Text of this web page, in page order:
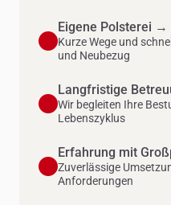
Eigene Polsterei →
Kurze Wege und
und Neubezug
Langfristige
Wir begleiten Ihre
Lebenszyklus
Erfahrung mit
Zuverlässige
Anforderungen